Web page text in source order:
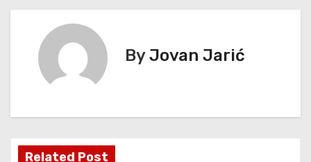
р
њ
е
ByJovan Jarić
Related Post